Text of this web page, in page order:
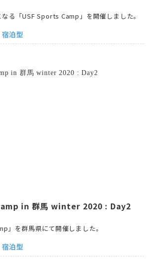
る「USF Sports Camp」を開催しました。
宿泊型
in 群馬 winter 2020 : Day2
」を群馬県にて開催しました。
宿泊型